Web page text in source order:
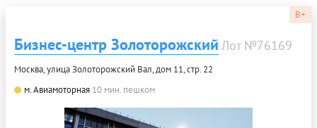
B+
Бизнес-центр Золоторожский Лот №76169
Москва, улица Золоторожский Вал, дом 11, стр. 22
м. Авиамоторная 10 мин. пешком